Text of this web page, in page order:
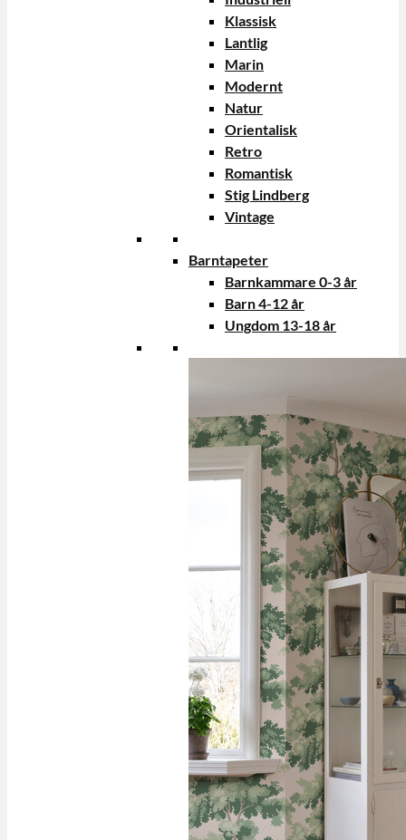
Klassisk
Lantlig
Marin
Modernt
Natur
Orientalisk
Retro
Romantisk
Stig Lindberg
Vintage
Barntapeter
Barnkammare 0-3 år
Barn 4-12 år
Ungdom 13-18 år